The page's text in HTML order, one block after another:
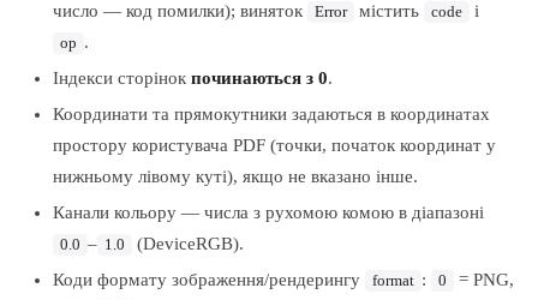
число — код помилки); виняток
Error містить code і
op .
Індекси сторінок починаються з 0.
Координати та прямокутники задаються в координатах
простору користувача PDF (точки, початок координат у
нижньому лівому куті), якщо не вказано інше.
Канали кольору — числа з рухомою комою в діапазоні
0.0 – 1.0
(DeviceRGB).
Коди формату зображення/рендерингу
format : 0 = PNG,